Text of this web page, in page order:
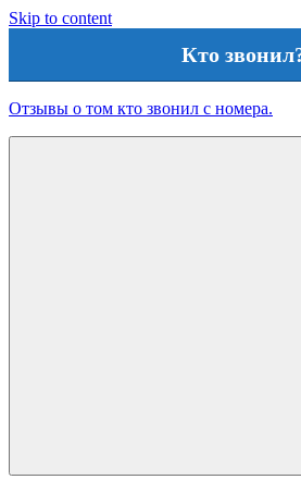
Skip to content
Кто
Отзывы о том кто звонил с номера.